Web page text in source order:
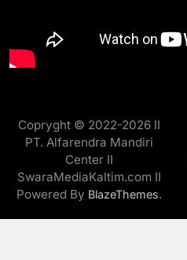
Copryght © 2022-2026 II
PT. Alfarendra Mandiri
Center II
SwaraMediaKaltim.com II
Powered By BlazeThemes.